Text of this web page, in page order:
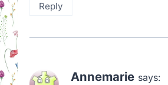
Reply
Annemarie says: